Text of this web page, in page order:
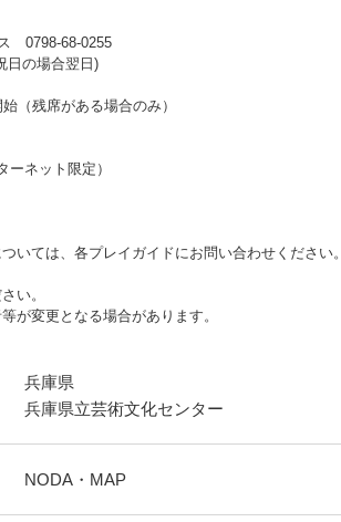
0798-68-0255
の場合翌日)
（残席がある場合のみ）
ネット限定）
ては、各プレイガイドにお問い合わせください。
い。
が変更となる場合があります。
兵庫県
兵庫県立芸術文化センター
NODA・MAP